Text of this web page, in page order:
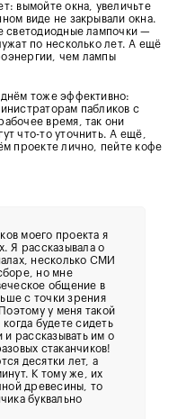
вымойте окна, увеличьте
виде не закрывали окна.
светодиодные лампочки —
по несколько лет. А ещё
чем лампы
тоже эффективно:
пабликов с
время, так они
что-то уточнить. А ещё,
проекте лично, пейте кофе
моего проекта я
Я рассказывала о
несколько СМИ
но мне
общение в
с точки зрения
у меня такой
будете сидеть
и рассказывать им о
стаканчиков!
десятки лет, а
К тому же, их
древесины, то
буквально